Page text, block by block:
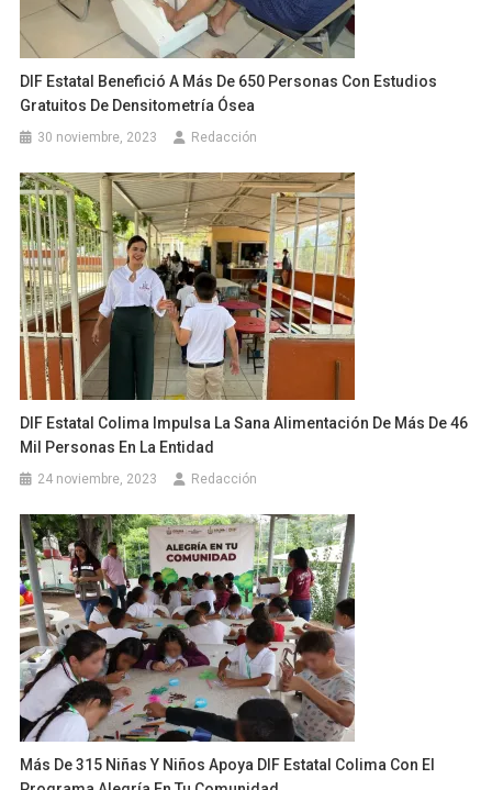
DIF Estatal Benefició A Más De 650 Personas Con Estudios
Gratuitos De Densitometría Ósea
30 noviembre, 2023 Redacción
DIF Estatal Colima Impulsa La Sana Alimentación De Más De 46
Mil Personas En La Entidad
24 noviembre, 2023 Redacción
Más De 315 Niñas Y Niños Apoya DIF Estatal Colima Con El